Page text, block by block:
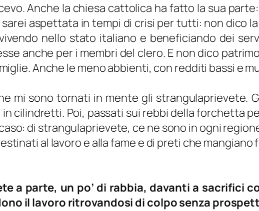
Anche la chiesa cattolica ha fatto la sua
aspettata in tempi di crisi per tutti: non dico
nello stato italiano e beneficiando dei
anche per i membri del clero. E non dico
Anche le meno abbienti, con redditi bassi e
mi sono tornati in mente gli strangulaprievete.
cilindretti. Poi, passati sui rebbi della forchetta
di strangulaprievete, ce ne sono in ogni
al lavoro e alla fame e di preti che mangiano
a parte, un po’ di rabbia, davanti a sacrifici
il lavoro ritrovandosi di colpo senza